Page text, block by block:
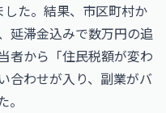
た。結果、市区町村か
延滞金込みで数万円の追
者から「住民税額が変わ
合わせが入り、副業がバ